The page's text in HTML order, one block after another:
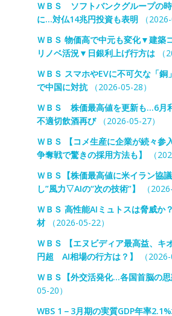
ＷＢＳ ソフトバンクグループの
に…対仏14兆円投資も表明 （
ＷＢＳ 物価高で中元も変化▼建築
リノベ活況▼日銀利上げ行方は（
ＷＢＳ スマホやEVに不可欠な「
で中国に対抗（2026-05-28）
ＷＢＳ 株価最高値を更新も…6月
不適切飲酒再び（2026-05-27）
ＷＢＳ 【コメ生産に企業が続々
争奪戦で驚きの採用方法も】
（
ＷＢＳ【株価最高値に米イラン協
し”風力▽AIの“次の技術”】
（
ＷＢＳ 高性能AIミュトスは脅威か
材（2026-05-22）
ＷＢＳ 【エヌビディア最高益、キ
円超 AI相場の行方は？】
（
ＷＢＳ【外交活発化…各国首脳の思
05-20）
WBS 1－3月期の実質GDP年率